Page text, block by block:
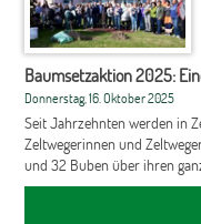
Baumsetzaktion 2025:
Donnerstag, 16. Oktober 2025
Seit Jahrzehnten werden in
Zeltwegerinnen und
und 32 Buben über ihren